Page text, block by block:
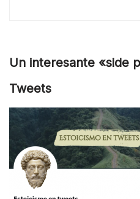
Un interesante «side
Tweets